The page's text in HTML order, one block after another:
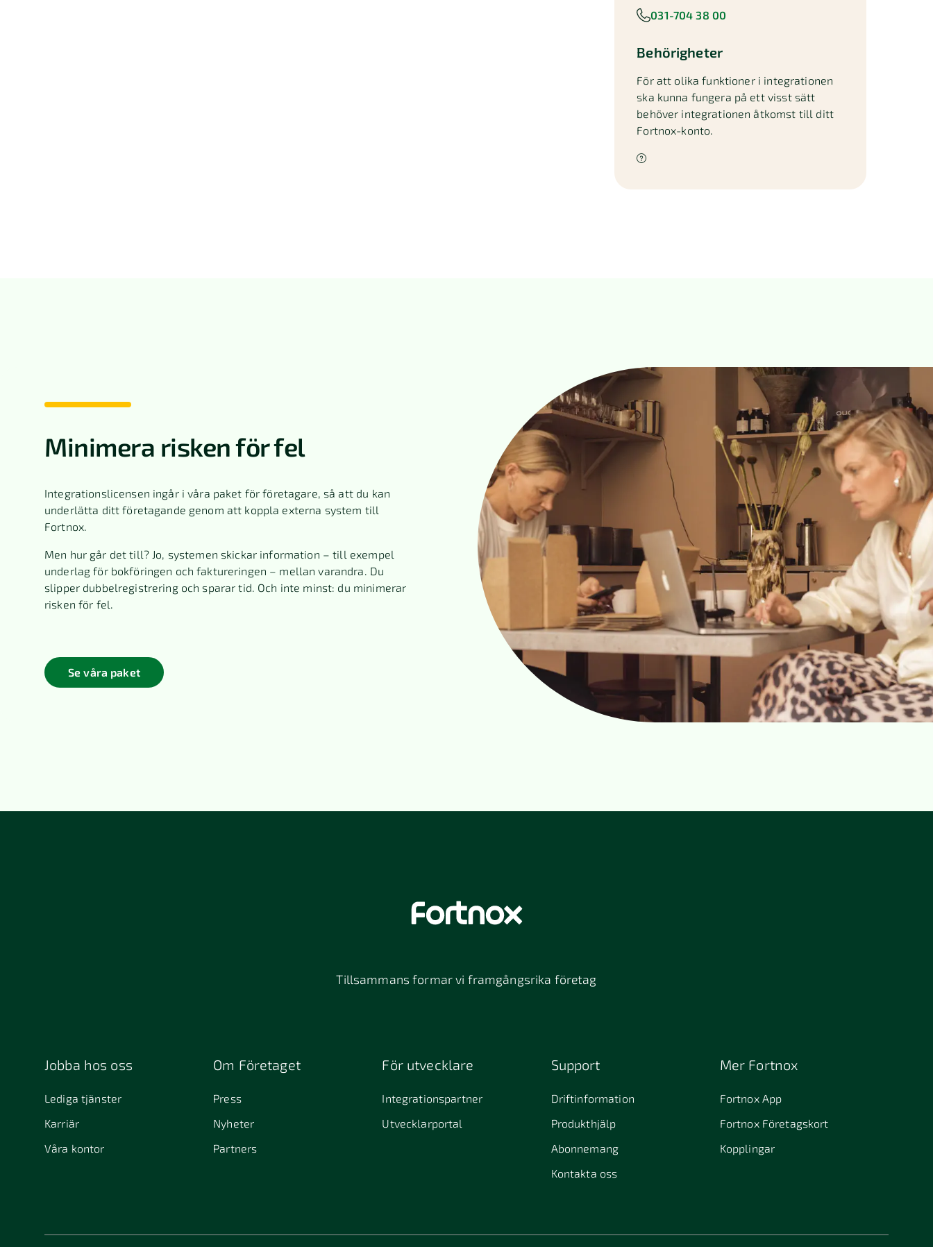
031-704 38 00
Behörigheter
För att olika funktioner i integrationen
ska kunna fungera på ett visst sätt
behöver integrationen åtkomst till ditt
Fortnox-konto.
Minimera risken för fel
Integrationslicensen ingår i våra paket för företagare, så att du kan
underlätta ditt företagande genom att koppla externa system till
Fortnox.
Men hur går det till? Jo, systemen skickar information – till exempel
underlag för bokföringen och faktureringen – mellan varandra. Du
slipper dubbelregistrering och sparar tid. Och inte minst: du minimerar
risken för fel.
Se våra paket
Tillsammans formar vi framgångsrika företag
Jobba hos oss
Lediga tjänster
Karriär
Våra kontor
Om Företaget
Press
Nyheter
Partners
För utvecklare
Integrationspartner
Utvecklarportal
Support
Driftinformation
Produkthjälp
Abonnemang
Kontakta oss
Mer Fortnox
Fortnox App
Fortnox Företagskort
Kopplingar